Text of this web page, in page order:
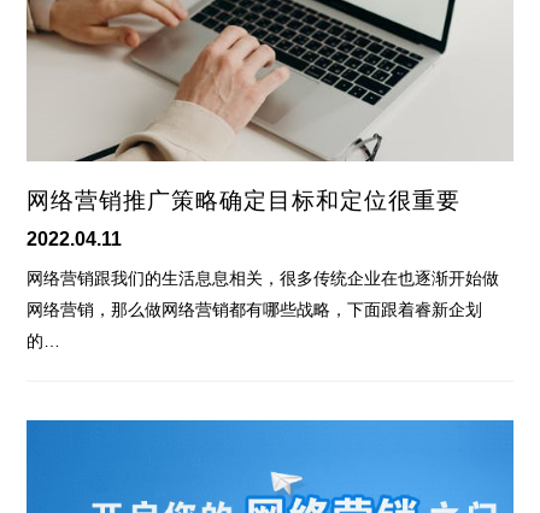
网络营销推广策略确定目标和定位很重要
2022.04.11
网络营销跟我们的生活息息相关，很多传统企业在也逐渐开始做
网络营销，那么做网络营销都有哪些战略，下面跟着睿新企划
的…